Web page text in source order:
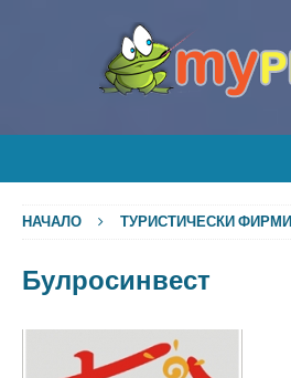
НАЧАЛО ТУРИСТИЧЕСКИ ФИРМИ
Булросинвест